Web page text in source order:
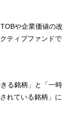
や企業価値の改
ティブファンドで
る銘柄」と「一時
れている銘柄」に